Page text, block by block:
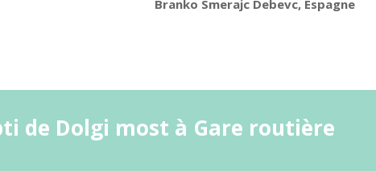
Branko Smerajc Debevc, Espagne
de Dolgi most à Gare routière